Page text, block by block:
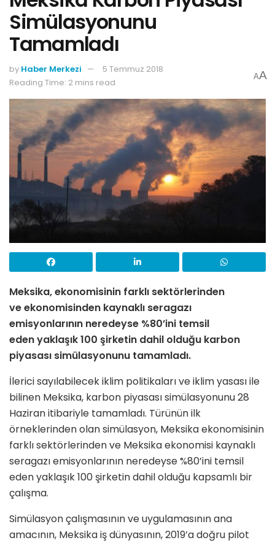
Simülasyonunu
Tamamladı
by Haber Merkezi
5 Temmuz 2018
Reading Time: 2 mins read
AA
Meksika, ekonomisinin farklı sektörlerinden
ve ekonomisinden kaynaklı seragazı
emisyonlarının neredeyse %80’ini temsil
eden yaklaşık 100 şirketin dahil olduğu karbon
piyasası simülasyonunu tamamladı.
İlerici sayılabilecek iklim politikaları ve iklim yasası ile
bilinen Meksika, karbon piyasası simülasyonunu 28
Haziran itibariyle tamamladı. Türünün ilk
örneklerinden olan simülasyon, Meksika ekonomisinin
farklı sektörlerinden ve Meksika ekonomisi kaynaklı
seragazı emisyonlarının neredeyse %80’ini temsil
eden yaklaşık 100 şirketin dahil olduğu kapsamlı bir
çalışma.
Simülasyon çalışmasının ve uygulamasının ana
amacının, Meksika iş dünyasının, 2019’a doğru pilot